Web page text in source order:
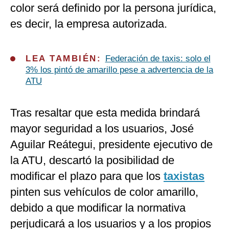
color será definido por la persona jurídica,
es decir, la empresa autorizada.
LEA TAMBIÉN:
Federación de taxis: solo el
3% los pintó de amarillo pese a advertencia de la
ATU
Tras resaltar que esta medida brindará
mayor seguridad a los usuarios, José
Aguilar Reátegui, presidente ejecutivo de
la ATU, descartó la posibilidad de
modificar el plazo para que los taxistas
pinten sus vehículos de color amarillo,
debido a que modificar la normativa
perjudicará a los usuarios y a los propios